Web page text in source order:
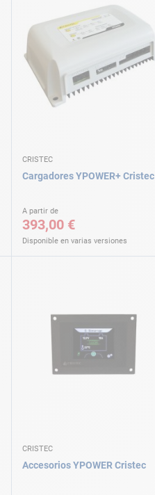
CRISTEC
Cargadores YPOWER+ Cristec
A partir de
393,00 €
Disponible en varias versiones
CRISTEC
Accesorios YPOWER Cristec